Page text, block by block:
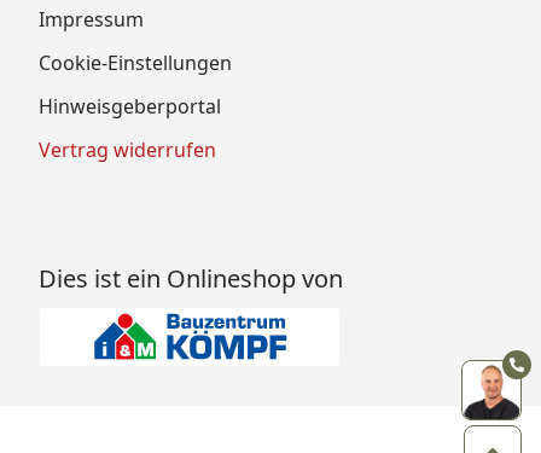
Impressum
Cookie-Einstellungen
Hinweisgeberportal
Vertrag widerrufen
Dies ist ein Onlineshop von